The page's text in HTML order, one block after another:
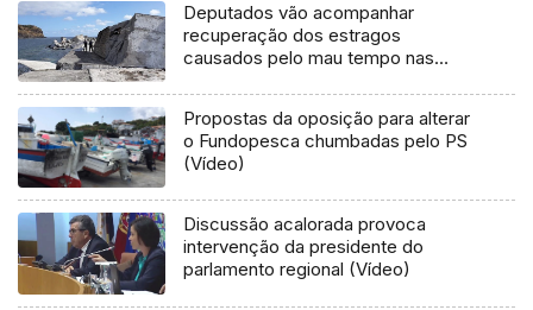
Deputados vão acompanhar
recuperação dos estragos
causados pelo mau tempo nas
Propostas da oposição para alterar
o Fundopesca chumbadas pelo PS
(Vídeo)
Discussão acalorada provoca
intervenção da presidente do
parlamento regional (Vídeo)